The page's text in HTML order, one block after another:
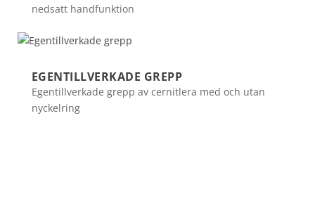
nedsatt handfunktion
EGENTILLVERKADE GREPP
Egentillverkade grepp av cernitlera med och utan
nyckelring